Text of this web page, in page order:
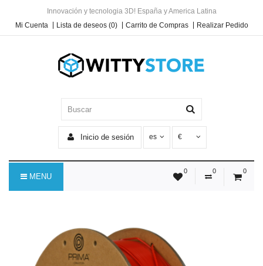
Innovación y tecnologia 3D! España y America Latina
Mi Cuenta
Lista de deseos (0) Carrito de Compras Realizar Pedido
Inicio de sesión es €
0 0 0
MENU